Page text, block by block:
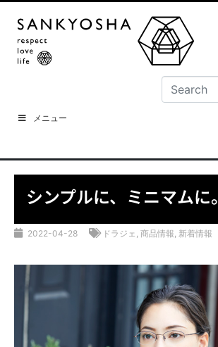
メニュー
シンプルに、ミニマムに。
2022-04-28 ドラジェ , 商品情報, 新着情報